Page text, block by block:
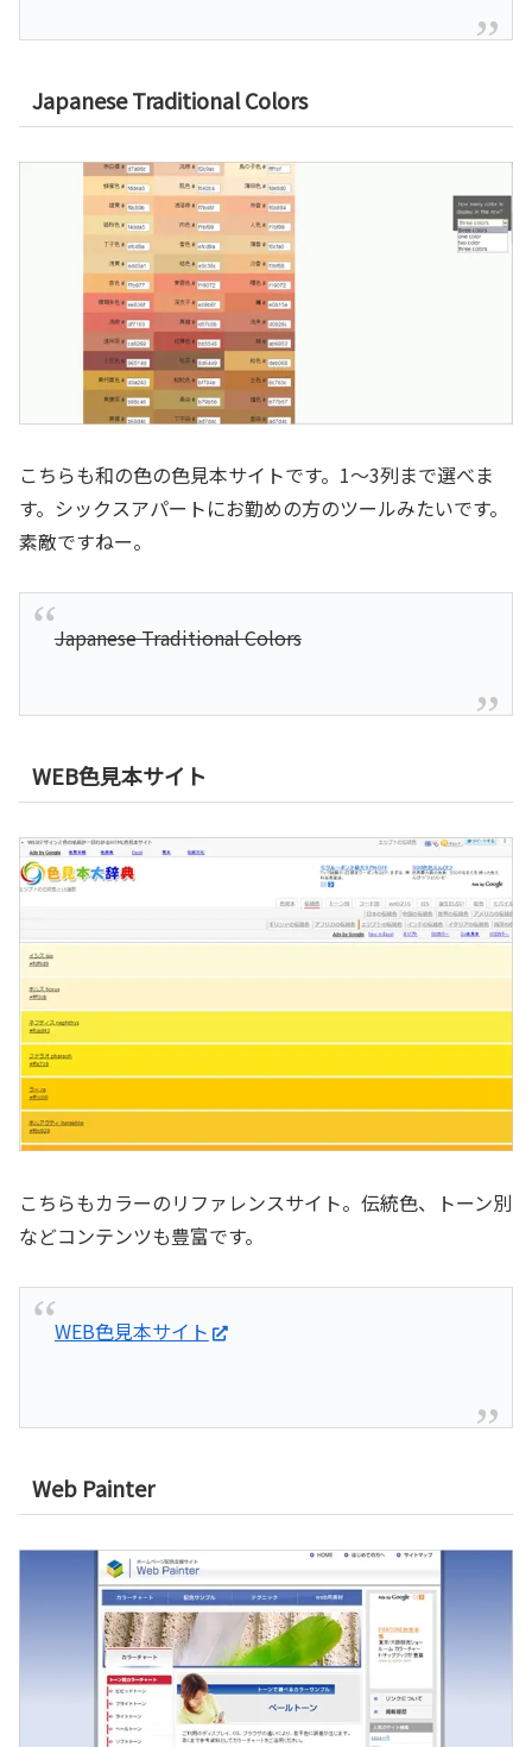
Japanese Traditional Colors
こちらも和の色の色見本サイトです。1～3列まで選べま
す。シックスアパートにお勤めの方のツールみたいです。
素敵ですねー。
Japanese Traditional Colors
WEB色見本サイト
こちらもカラーのリファレンスサイト。伝統色、トーン別
などコンテンツも豊富です。
WEB色見本サイト
Web Painter